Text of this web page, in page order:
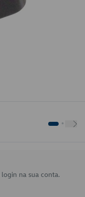
na sua conta.